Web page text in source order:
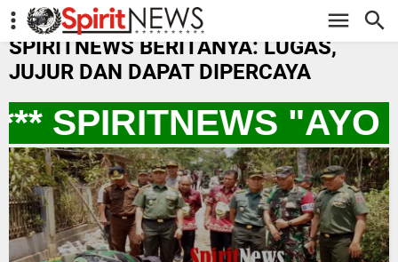
-->
SPIRITNEWS BERITANYA: LUGAS,
JUJUR DAN DAPAT DIPERCAYA
SPIRITNEWS "AYO